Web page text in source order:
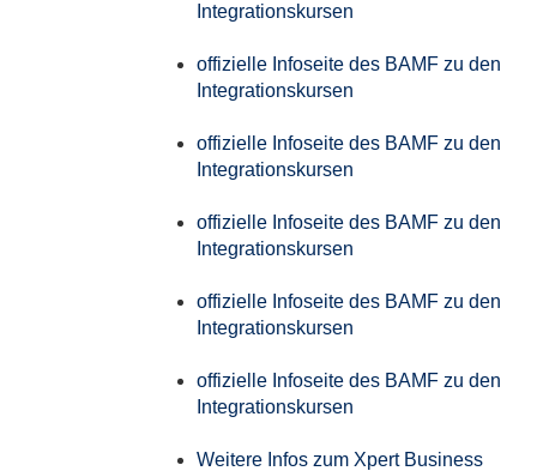
Integrationskursen
offizielle Infoseite des BAMF zu den
Integrationskursen
offizielle Infoseite des BAMF zu den
Integrationskursen
offizielle Infoseite des BAMF zu den
Integrationskursen
offizielle Infoseite des BAMF zu den
Integrationskursen
offizielle Infoseite des BAMF zu den
Integrationskursen
Weitere Infos zum Xpert Business